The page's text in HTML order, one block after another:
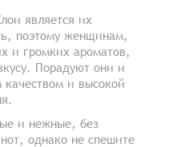
является их
поэтому женщинам,
и громких ароматов,
Порадуют они и
качеством и высокой
и нежные, без
однако не спешите